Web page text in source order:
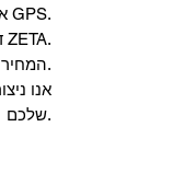
אנטנת GPS.
*דגם של חברת סינקופה, Syncopa, דגם ZETA.
*המחיר אינו כולל התקנה.
שלכם.